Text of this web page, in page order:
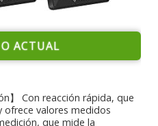
ACTUAL
】 Con reacción rápida, que
ofrece valores medidos
que mide la